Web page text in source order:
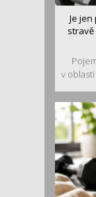
Je
v oblasti